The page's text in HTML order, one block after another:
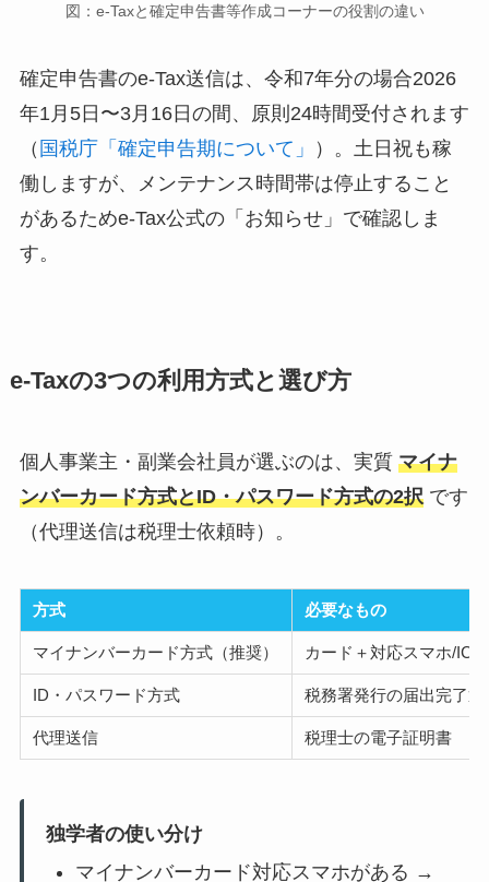
図：e-Taxと確定申告書等作成コーナーの役割の違い
確定申告書のe-Tax送信は、令和7年分の場合2026
年1月5日〜3月16日の間、原則24時間受付されます
（ 国税庁「確定申告期について」
）。土日祝も稼
働しますが、メンテナンス時間帯は停止すること
があるためe-Tax公式の「お知らせ」で確認しま
す。
e-Taxの3つの利用方式と選び方
個人事業主・副業会社員が選ぶのは、実質 マイナ
ンバーカード方式とID・パスワード方式の2択です
（代理送信は税理士依頼時）。
方式 必要なもの
マイナンバーカード方式（推奨） カード＋対応スマホ/IC
ID・パスワード方式 税務署発行の届出完了
代理送信 税理士の電子証明書
独学者の使い分け
マイナンバーカード対応スマホがある →